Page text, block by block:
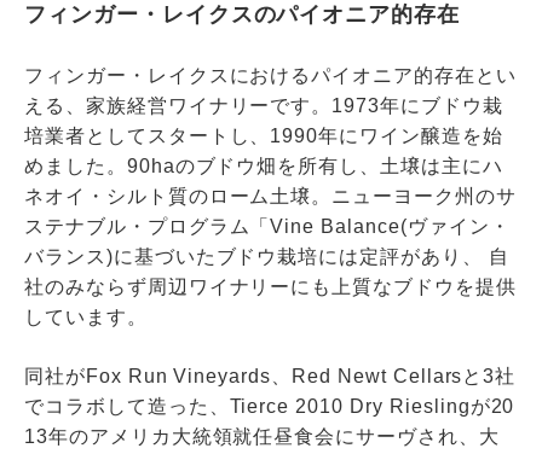
フィンガー・レイクスのパイオニア的存在
フィンガー・レイクスにおけるパイオニア的存在とい
える、家族経営ワイナリーです。1973年にブドウ栽
培業者としてスタートし、1990年にワイン醸造を始
めました。90haのブドウ畑を所有し、土壌は主にハ
ネオイ・シルト質のローム土壌。ニューヨーク州のサ
ステナブル・プログラム「Vine Balance(ヴァイン・
バランス)に基づいたブドウ栽培には定評があり、 自
社のみならず周辺ワイナリーにも上質なブドウを提供
しています。
同社がFox Run Vineyards、Red Newt Cellarsと3社
でコラボして造った、Tierce 2010 Dry Rieslingが20
13年のアメリカ大統領就任昼食会にサーヴされ、大